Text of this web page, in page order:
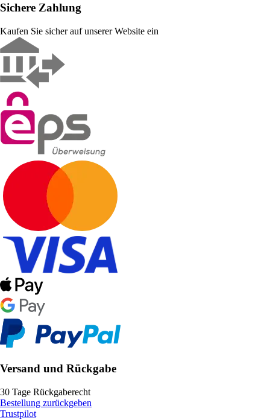
Sichere Zahlung
Kaufen Sie sicher auf unserer Website ein
Versand und Rückgabe
30 Tage Rückgaberecht
Bestellung zurückgeben
Trustpilot